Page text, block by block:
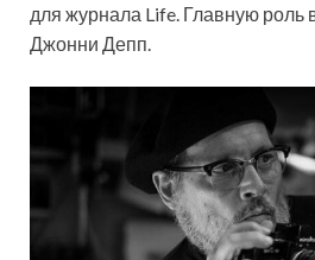
для журнала Life. Главную роль
Джонни Депп.